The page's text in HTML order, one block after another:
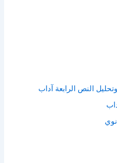
النص الرابعة آداب